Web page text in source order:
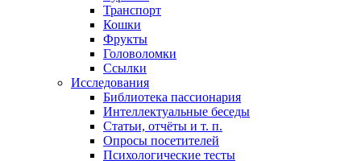
Транспорт
Кошки
Фрукты
Головоломки
Ссылки
Исследования
Библиотека пассионария
Интеллектуальные беседы
Статьи, отчёты и т. п.
Опросы посетителей
Психологические тесты